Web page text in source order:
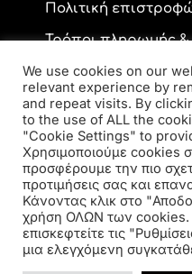
Πολιτική
Τρόποι πληρωμής
Επικοινωνία
Ανδρέα
2310 770 216
elsa.opto@yahoo.gr
We use cookies on our
relevant experience by
and repeat visits. By
to the use of ALL the
"Cookie Settings" to
Χρησιμοποιούμε cookies
προσφέρουμε την πιο
προτιμήσεις σας και
Κάνοντας κλικ στο
χρήση ΟΛΩΝ των cookies.
επισκεφτείτε τις
μια ελεγχόμενη